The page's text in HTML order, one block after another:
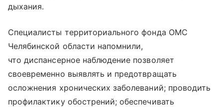
дыхания.
Специалисты территориального фонда ОМС
Челябинской области напомнили,
что диспансерное наблюдение позволяет
своевременно выявлять и предотвращать
осложнения хронических заболеваний; проводить
профилактику обострений; обеспечивать